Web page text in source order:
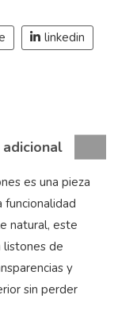
linkedin
es una pieza
funcionalidad
natural, este
listones de
y
sin perder